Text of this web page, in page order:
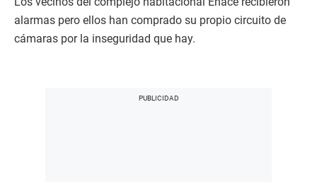
alarmas pero ellos han comprado su propio circuito de
cámaras por la inseguridad que hay.